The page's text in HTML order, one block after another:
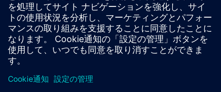
し、リアルタイムの位置データを最適化された安全な経路
に変換し、安全なスペースを最大限に活用し、機器と患者
管理を合理化し、戦略的な施設計画を強化します。
詳細情報